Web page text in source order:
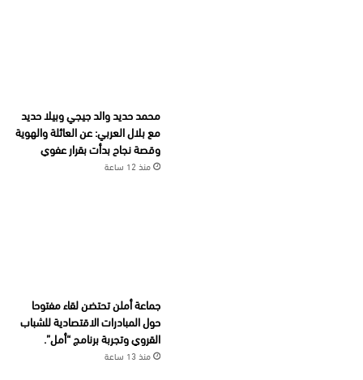
محمد حديد والد جيجي وبيلا حديد
مع بلال العربي: عن العائلة والهوية
وقصة نجاح بدأت بقرار عفوي
منذ 12 ساعة
جماعة أملن تحتضن لقاء مفتوحا
حول المبادرات الاقتصادية للشباب
القروي وتجربة برنامج “أمل”.
منذ 13 ساعة